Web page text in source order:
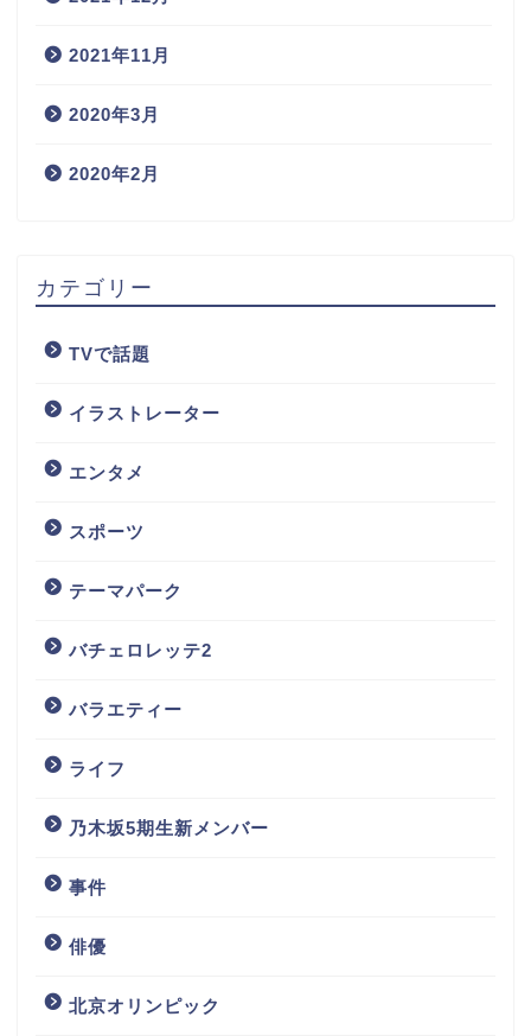
2021年11月
2020年3月
2020年2月
カテゴリー
TVで話題
イラストレーター
エンタメ
スポーツ
テーマパーク
バチェロレッテ2
バラエティー
ライフ
乃木坂5期生新メンバー
事件
俳優
北京オリンピック